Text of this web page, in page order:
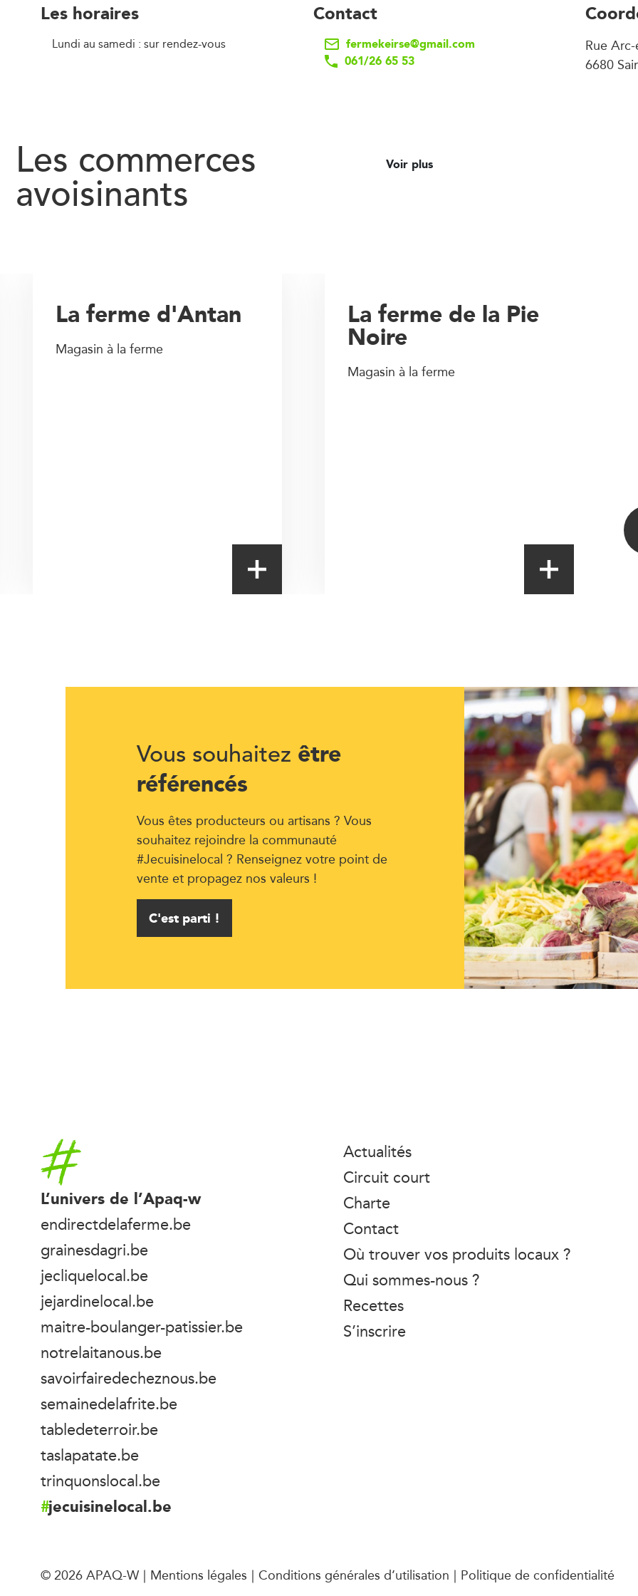
Les horaires
Lundi au samedi : sur rendez-vous
Contact
fermekeirse@gmail.com
061/26 65 53
Rue
6680
Les commerces
avoisinants
Voir plus
La ferme de la Pie
Noire
Magasin à la ferme
La ferme d'Antan
Magasin à la ferme
Vous souhaitez être
référencés
Vous êtes producteurs ou artisans ? Vous
souhaitez rejoindre la communauté
#Jecuisinelocal ? Renseignez votre point de
vente et propagez nos valeurs !
C'est parti !
Accueil
L’univers de l’Apaq-w
endirectdelaferme.be
grainesdagri.be
jecliquelocal.be
jejardinelocal.be
maitre-boulanger-patissier.be
notrelaitanous.be
savoirfairedecheznous.be
semainedelafrite.be
tabledeterroir.be
taslapatate.be
trinquonslocal.be
jecuisinelocal.be
Actualités
Circuit court
Charte
Contact
Où trouver vos produits locaux ?
Qui sommes-nous ?
Recettes
S’inscrire
© 2026 APAQ-W Mentions légales Conditions générales d’utilisation Politique de confidentialité